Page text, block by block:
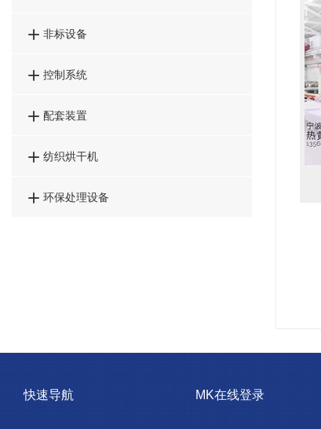
 非标设备
 控制系统
 配套装置
 纺织烘干机
 环保处理设备
快速导航 MK在线登录